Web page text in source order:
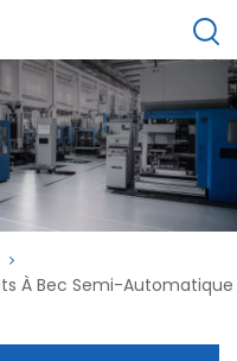
À Bec Semi-Automatique